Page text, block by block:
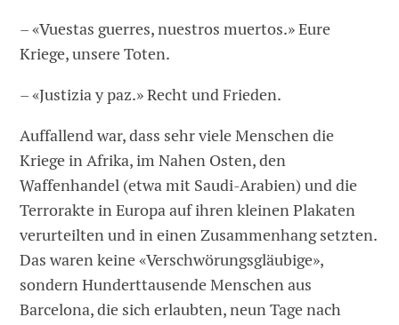
– «Vuestas guerres, nuestros muertos.» Eure
Kriege, unsere Toten.
– «Justizia y paz.» Recht und Frieden.
Auffallend war, dass sehr viele Menschen die
Kriege in Afrika, im Nahen Osten, den
Waffenhandel (etwa mit Saudi-Arabien) und die
Terrorakte in Europa auf ihren kleinen Plakaten
verurteilten und in einen Zusammenhang setzten.
Das waren keine «Verschwörungsgläubige»,
sondern Hunderttausende Menschen aus
Barcelona, die sich erlaubten, neun Tage nach